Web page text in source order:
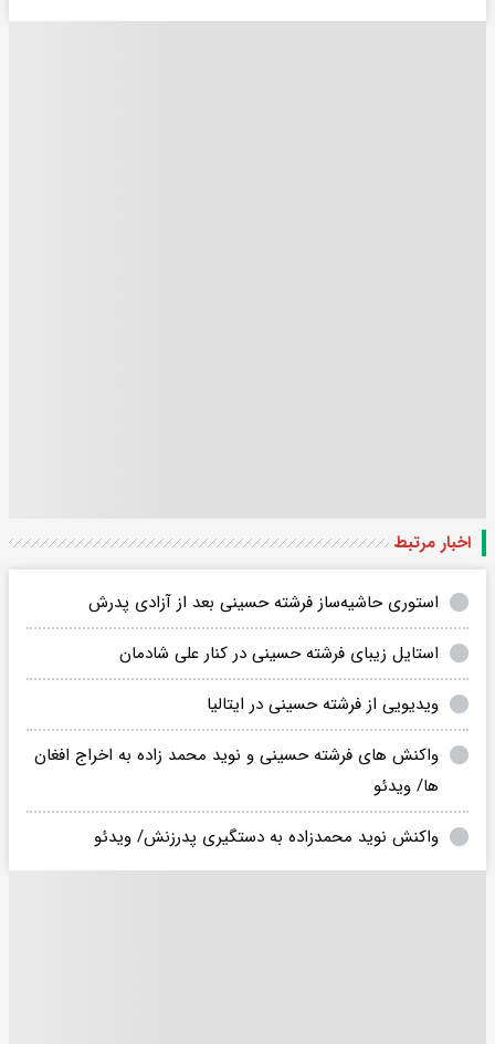
اخبار مرتبط
استوری حاشیه‌ساز فرشته حسینی بعد از آزادی پدرش
استایل زیبای فرشته حسینی در کنار علی شادمان
ویدیویی از فرشته حسینی در ایتالیا
واکنش های فرشته حسینی و نوید محمد زاده به اخراج افغان
ها/ ویدئو
واکنش نوید محمدزاده به دستگیری پدرزنش/ ویدئو